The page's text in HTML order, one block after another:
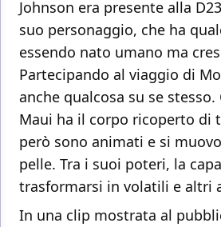
Johnson era presente alla
suo personaggio, che ha
essendo nato umano ma
Partecipando al viaggio di
anche qualcosa su se stesso.
Maui ha il corpo ricoperto di
però sono animati e si
pelle. Tra i suoi poteri, la
trasformarsi in volatili e altri
In una clip mostrata al